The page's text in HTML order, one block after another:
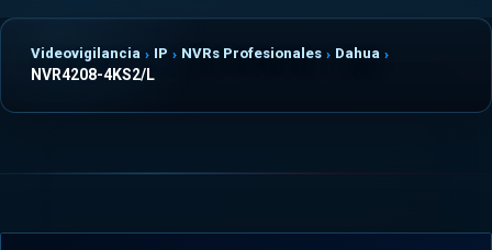
Videovigilancia IP NVRs Profesionales Dahua
NVR4208-4KS2/L